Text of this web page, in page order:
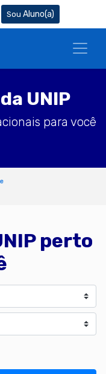
Aluno(a)
UNIP
para você
perto